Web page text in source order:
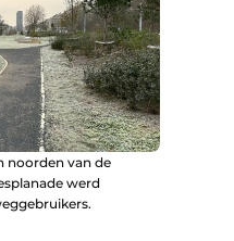
noorden van de
werd